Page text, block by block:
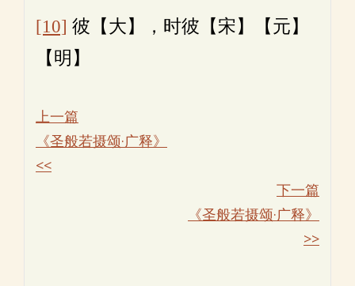
[10] 彼【大】，时彼【宋】【元】
【明】
上一篇
《圣般若摄颂·广释》
<<
下一篇
《圣般若摄颂·广释》
>>